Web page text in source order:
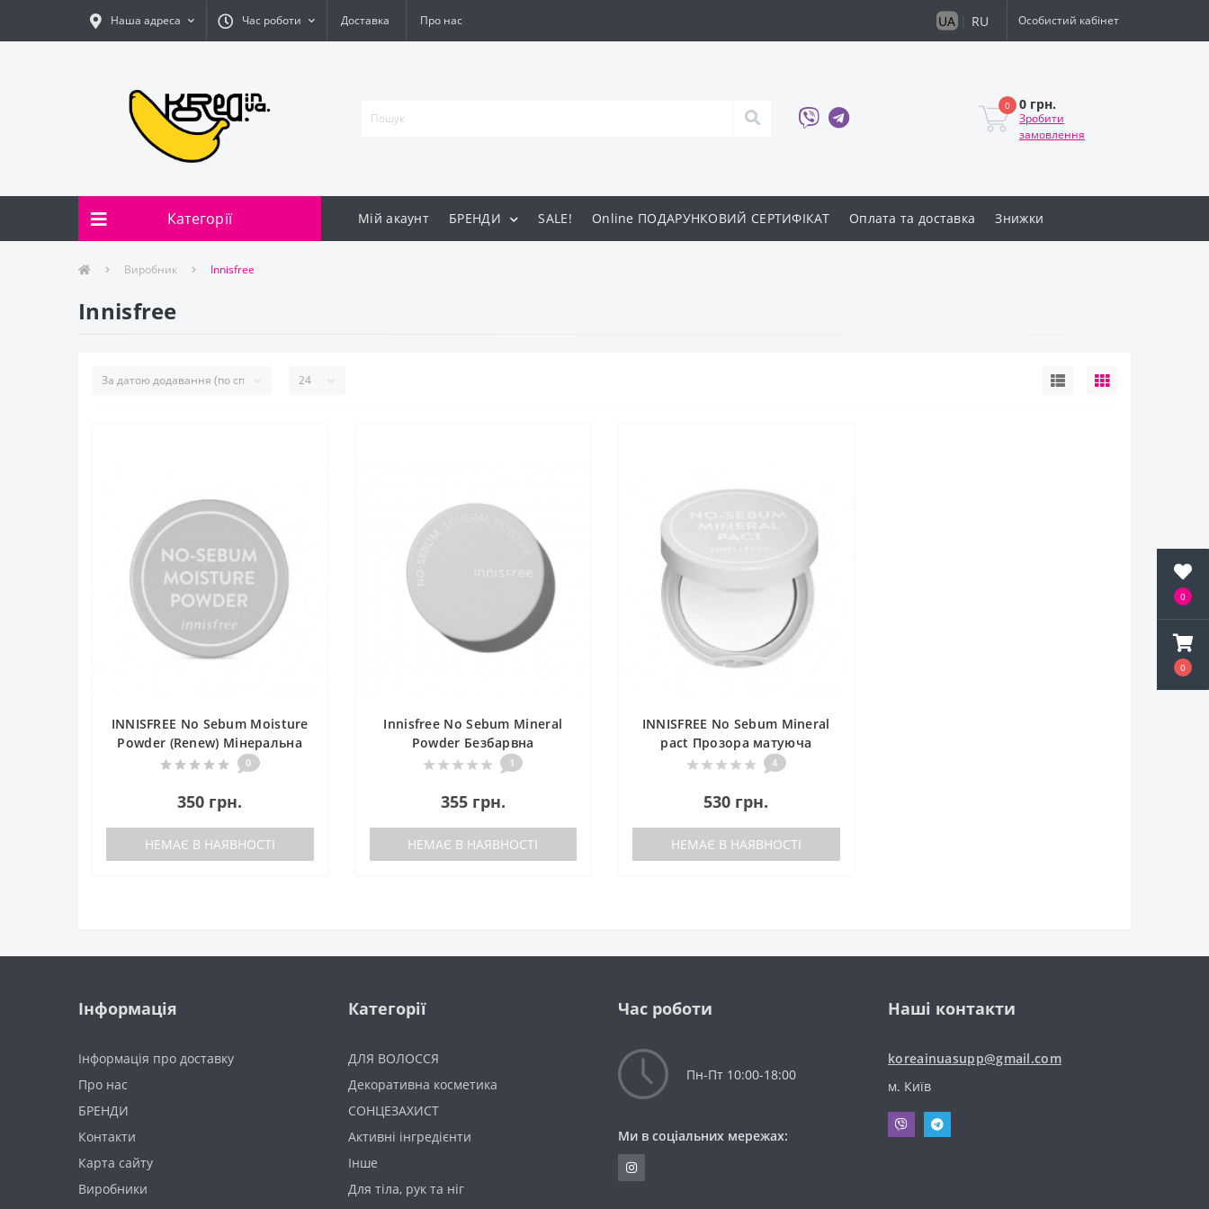
0
0
Наша адреса Час роботи Доставка Про нас UA RU Особистий кабінет
0 0 грн.
Зробити
замовлення
Категорії Мій акаунт БРЕНДИ SALE! Online ПОДАРУНКОВИЙ СЕРТИФІКАТ Оплата та доставка Знижки
Виробник Innisfree
Innisfree
INNISFREE No Sebum Moisture
Powder (Renew) Мінеральна
зволожуюча розсипчаста
0
350 грн.
НЕМАЄ В НАЯВНОСТІ
Innisfree No Sebum Mineral
Powder Безбарвна
розсипчаста пудра з
1
355 грн.
НЕМАЄ В НАЯВНОСТІ
INNISFREE No Sebum Mineral
pact Прозора матуюча
компактна пудра
4
530 грн.
НЕМАЄ В НАЯВНОСТІ
Інформація
Інформація про доставку
Про нас
БРЕНДИ
Контакти
Карта сайту
Виробники
Категорії
ДЛЯ ВОЛОССЯ
Декоративна косметика
СОНЦЕЗАХИСТ
Активні інгредієнти
Інше
Для тіла, рук та ніг
Час роботи
Пн-Пт 10:00-18:00
Ми в соціальних мережах:
Наші контакти
koreainuasupp@gmail.com
м. Київ